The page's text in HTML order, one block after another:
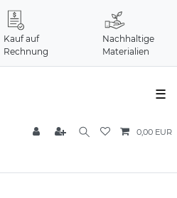
Kauf auf
Rechnung
Nachhaltige
Materialien
☰
0,00 EUR